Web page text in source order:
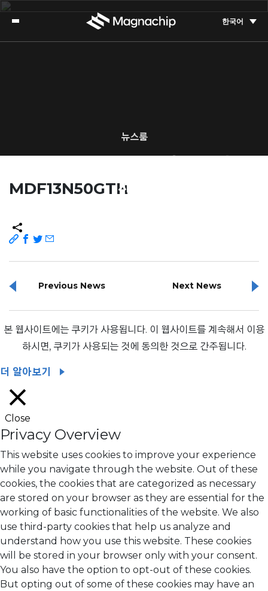
한국어
뉴스룸
세요
MDF13N50GTH
Previous News Next News
본 웹사이트에는 쿠키가 사용됩니다. 이 웹사이트를 계속해서 이용
하시면, 쿠키가 사용되는 것에 동의한 것으로 간주됩니다.
더 알아보기
Close
Privacy Overview
This website uses cookies to improve your experience
while you navigate through the website. Out of these
cookies, the cookies that are categorized as necessary
are stored on your browser as they are essential for the
working of basic functionalities of the website. We also
use third-party cookies that help us analyze and
understand how you use this website. These cookies
will be stored in your browser only with your consent.
You also have the option to opt-out of these cookies.
But opting out of some of these cookies may have an